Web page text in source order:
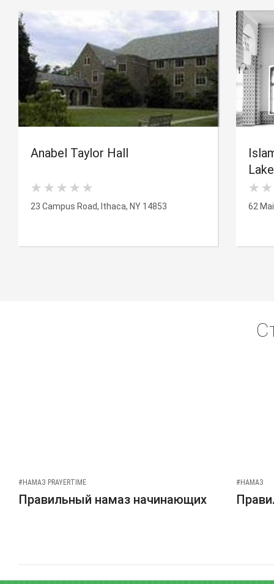
Anabel Taylor Hall
23 Campus Road, Ithaca, NY 14853 62
#НАМАЗ PRAYERTIME
Правильный намаз начинающих
#НАМАЗ